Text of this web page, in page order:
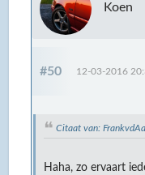
Koen
#50 12-03-2016
Citaat van:
Haha, zo ervaart